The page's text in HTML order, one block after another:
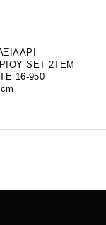
SET 2ΤΕΜ
16-950